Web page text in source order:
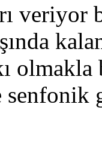
veriyor